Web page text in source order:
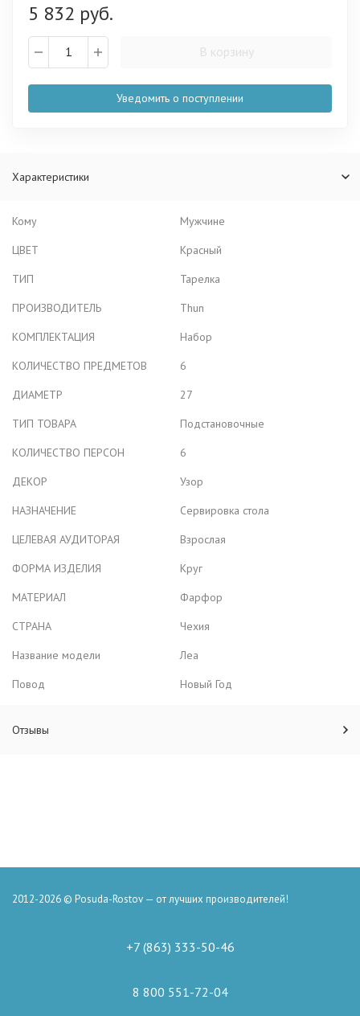
5 832 руб.
В корзину
Уведомить о поступлении
Характеристики
Кому
Мужчине
ЦВЕТ
Красный
ТИП
Тарелка
ПРОИЗВОДИТЕЛЬ
Thun
КОМПЛЕКТАЦИЯ
Набор
КОЛИЧЕСТВО ПРЕДМЕТОВ
6
ДИАМЕТР
27
ТИП ТОВАРА
Подстановочные
КОЛИЧЕСТВО ПЕРСОН
6
ДЕКОР
Узор
НАЗНАЧЕНИЕ
Сервировка стола
ЦЕЛЕВАЯ АУДИТОРАЯ
Взрослая
ФОРМА ИЗДЕЛИЯ
Круг
МАТЕРИАЛ
Фарфор
СТРАНА
Чехия
Название модели
Леа
Повод
Новый Год
Отзывы
2012-2026 © Posuda-Rostov — от лучших производителей!
+7 (863) 333-50-46
8 800 551-72-04